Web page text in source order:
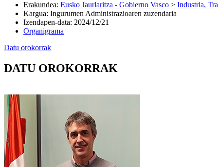
Erakundea: Eusko Jaurlaritza - Gobierno Vasco > Industria,
Kargua: Ingurumen Administrazioaren zuzendaria
Izendapen-data: 2024/12/21
Organigrama
Datu orokorrak
DATU OROKORRAK